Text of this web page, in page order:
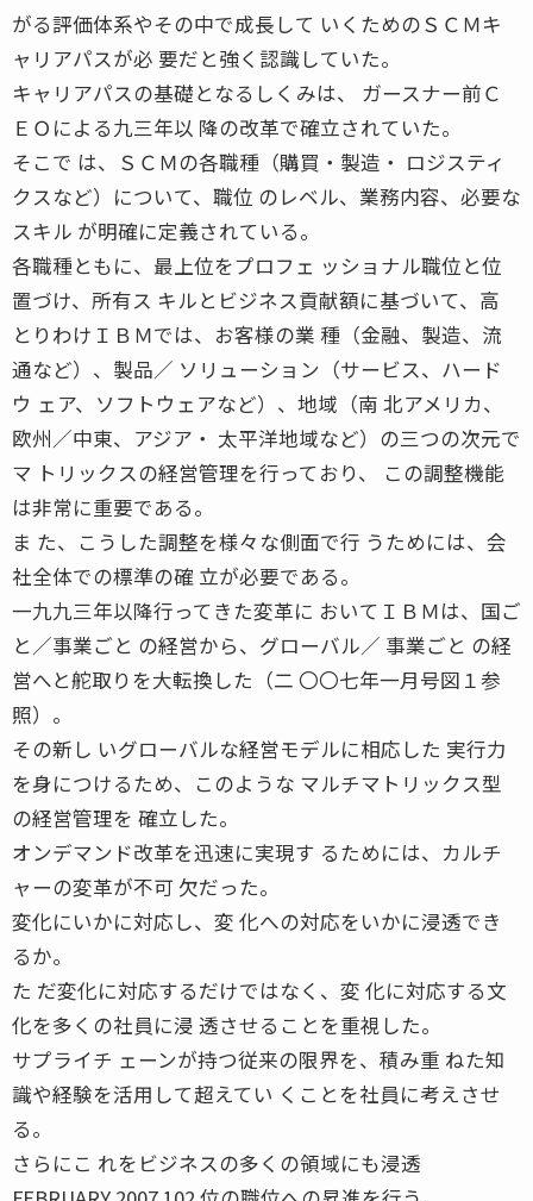
がる評価体系やその中で成長して いくためのＳＣＭキ
ャリアパスが必 要だと強く認識していた。
キャリアパスの基礎となるしくみは、 ガースナー前Ｃ
ＥＯによる九三年以 降の改革で確立されていた。
そこで は、ＳＣＭの各職種（購買・製造・ ロジスティ
クスなど）について、職位 のレベル、業務内容、必要な
スキル が明確に定義されている。
各職種ともに、最上位をプロフェ ッショナル職位と位
置づけ、所有ス キルとビジネス貢献額に基づいて、高
とりわけＩＢＭでは、お客様の業 種（金融、製造、流
通など）、製品／ ソリューション（サービス、ハード
ウ ェア、ソフトウェアなど）、地域（南 北アメリカ、
欧州／中東、アジア・ 太平洋地域など）の三つの次元で
マ トリックスの経営管理を行っており、 この調整機能
は非常に重要である。
ま た、こうした調整を様々な側面で行 うためには、会
社全体での標準の確 立が必要である。
一九九三年以降行ってきた変革に おいてＩＢＭは、国ご
と／事業ごと の経営から、グローバル／ 事業ごと の経
営へと舵取りを大転換した（二 〇〇七年一月号図１参
照）。
その新し いグローバルな経営モデルに相応した 実行力
を身につけるため、このような マルチマトリックス型
の経営管理を 確立した。
オンデマンド改革を迅速に実現す るためには、カルチ
ャーの変革が不可 欠だった。
変化にいかに対応し、変 化への対応をいかに浸透でき
るか。
た だ変化に対応するだけではなく、変 化に対応する文
化を多くの社員に浸 透させることを重視した。
サプライチ ェーンが持つ従来の限界を、積み重 ねた知
識や経験を活用して超えてい くことを社員に考えさせ
る。
さらにこ れをビジネスの多くの領域にも浸透